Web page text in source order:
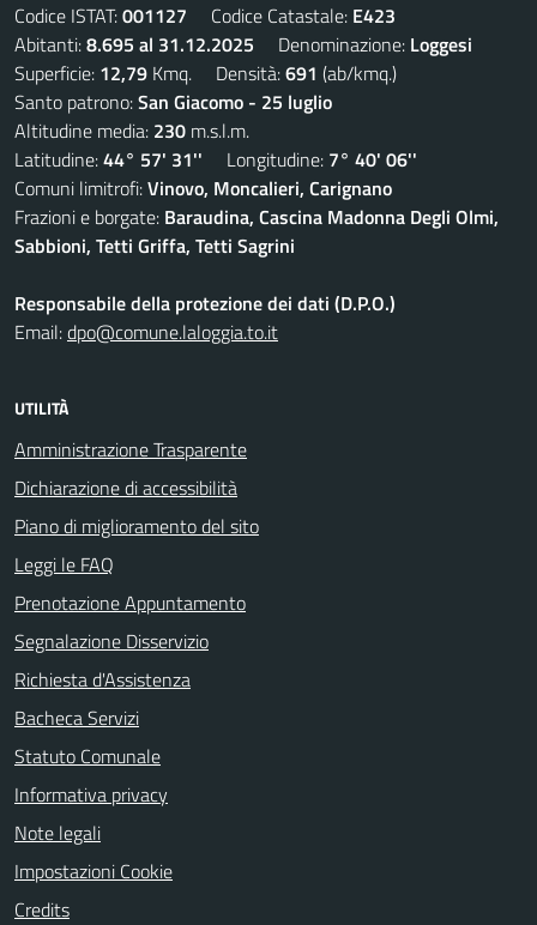
Codice ISTAT:001127 Codice Catastale: E423
Abitanti:8.695 al 31.12.2025 Denominazione: Loggesi
Superficie: 12,79 Kmq. Densità:691 (ab/kmq.)
Santo patrono:San Giacomo - 25 luglio
Altitudine media: 230 m.s.l.m.
Latitudine:44° 57' 31'' Longitudine: 7° 40' 06''
Comuni limitrofi:Vinovo, Moncalieri, Carignano
Frazioni e borgate: Baraudina, Cascina Madonna Degli Olmi,
Sabbioni, Tetti Griffa, Tetti Sagrini
Responsabile della protezione dei dati (D.P.O.)
Email:dpo@comune.laloggia.to.it
UTILITÀ
Amministrazione Trasparente
Dichiarazione di accessibilità
Piano di miglioramento del sito
Leggi le FAQ
Prenotazione Appuntamento
Segnalazione Disservizio
Richiesta d'Assistenza
Bacheca Servizi
Statuto Comunale
Informativa privacy
Note legali
Impostazioni Cookie
Credits